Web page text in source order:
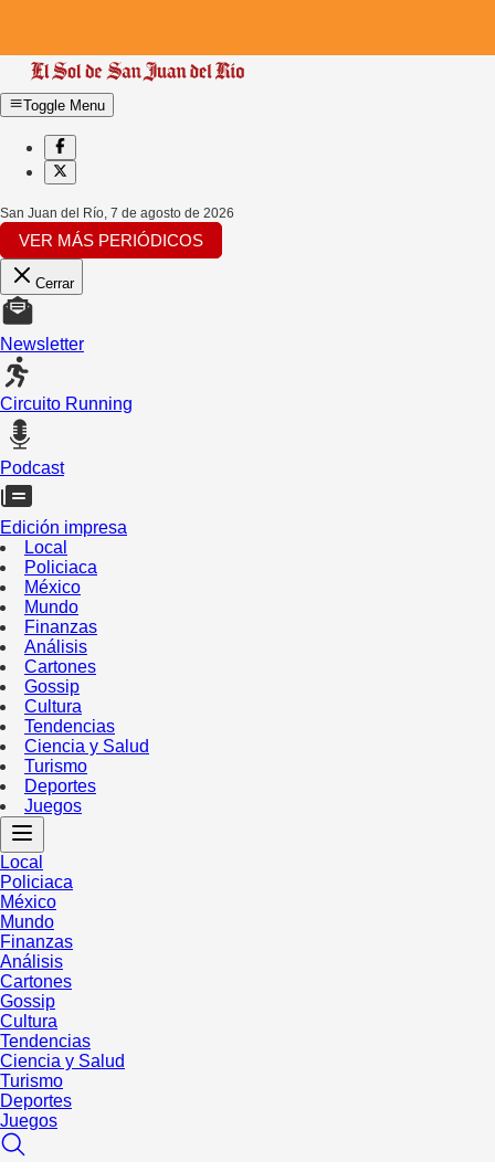
Toggle Menu
San Juan del Río, 7 de agosto de 2026
VER MÁS PERIÓDICOS
Cerrar
Newsletter
Circuito Running
Podcast
Edición impresa
Local
Policiaca
México
Mundo
Finanzas
Análisis
Cartones
Gossip
Cultura
Tendencias
Ciencia y Salud
Turismo
Deportes
Juegos
Local
Policiaca
México
Mundo
Finanzas
Análisis
Cartones
Gossip
Cultura
Tendencias
Ciencia y Salud
Turismo
Deportes
Juegos